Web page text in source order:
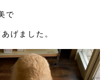
で
げました。